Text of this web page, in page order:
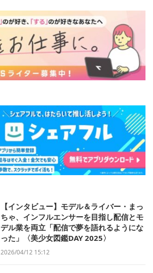
【インタビュー】モデル＆ライバー・まっ
ちゃ、インフルエンサーを目指し配信とモ
デル業を両立「配信で夢を語れるようにな
った」〈美少女図鑑DAY 2025〉
2026/04/12 15:12